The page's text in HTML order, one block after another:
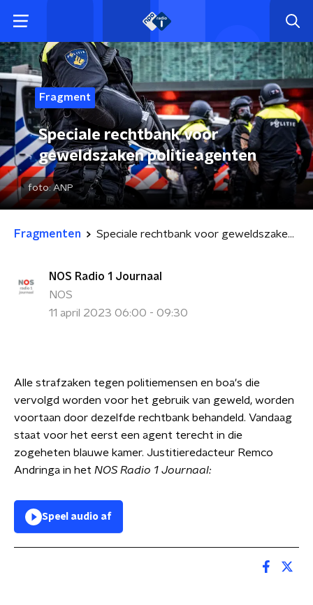
Fragment
Speciale rechtbank voor
geweldszaken politieagenten
foto:ANP
Fragmenten Speciale rechtbank voor geweldszaken politieagenten
NOS Radio 1 Journaal
NOS
11 april 2023 06:00 - 09:30
Alle strafzaken tegen politiemensen en boa's die
vervolgd worden voor het gebruik van geweld, worden
voortaan door dezelfde rechtbank behandeld. Vandaag
staat voor het eerst een agent terecht in die
zogeheten blauwe kamer. Justitieredacteur Remco
Andringa in het NOS Radio 1 Journaal:
Speel audio af